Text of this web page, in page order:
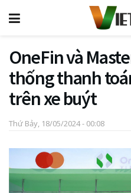
OneFin và
thống thanh
trên xe buýt
Thứ Bảy, 18/05/2024 - 00:08